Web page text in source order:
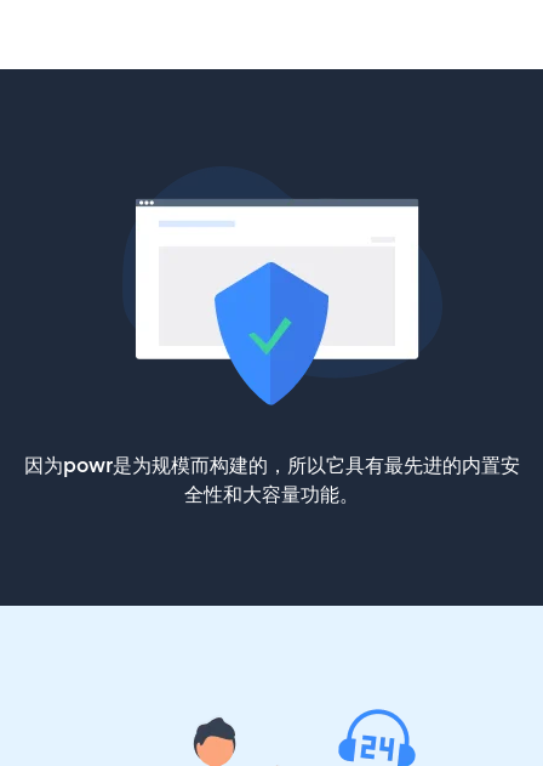
因为powr是为规模而构建的，所以它具有最先进的内置安
全性和大容量功能。